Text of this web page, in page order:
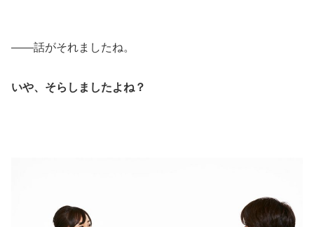
――話がそれましたね。
いや、そらしましたよね？